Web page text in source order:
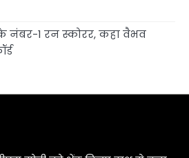
नंबर-1 रन स्कोरर, कहा वैभव